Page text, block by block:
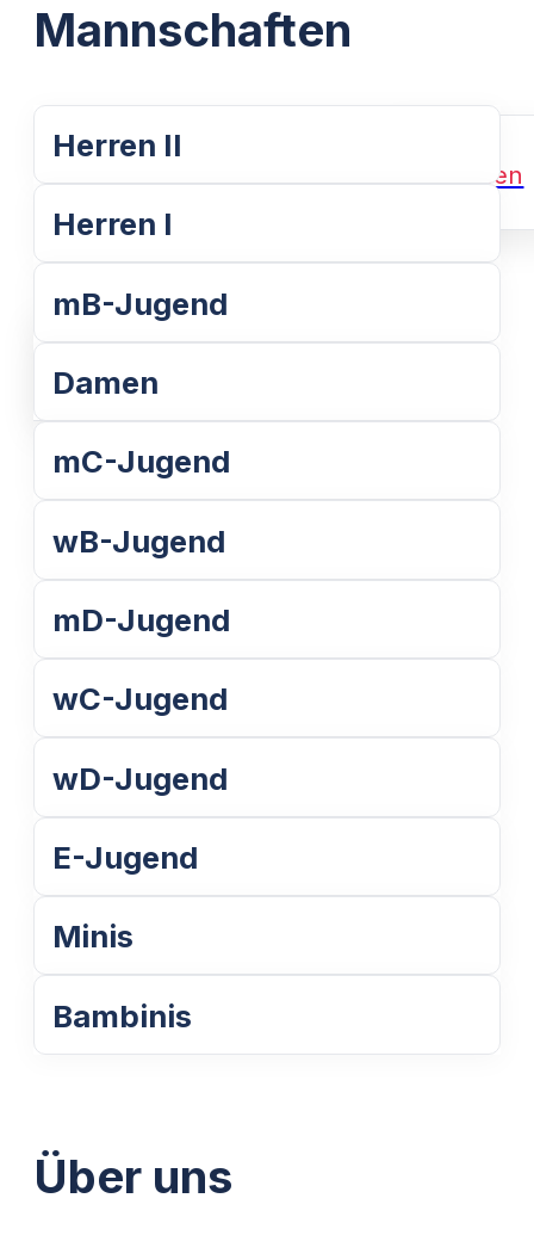
Weiterlesen
Weiterlesen
Mannschaften
Herren II
Herren I
mB-Jugend
Damen
mC-Jugend
wB-Jugend
mD-Jugend
wC-Jugend
wD-Jugend
E-Jugend
Minis
Bambinis
Über uns